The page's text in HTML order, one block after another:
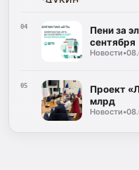
04
Пени за
сентября
Новости•
05
Проект
млрд
Новости•